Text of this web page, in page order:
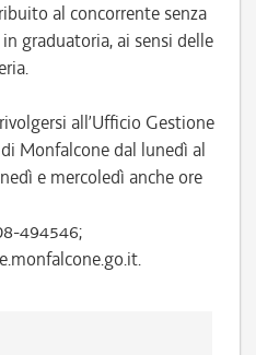
al concorrente senza
graduatoria, ai sensi delle
all’Ufficio Gestione
Monfalcone dal lunedì al
e mercoledì anche ore
494546;